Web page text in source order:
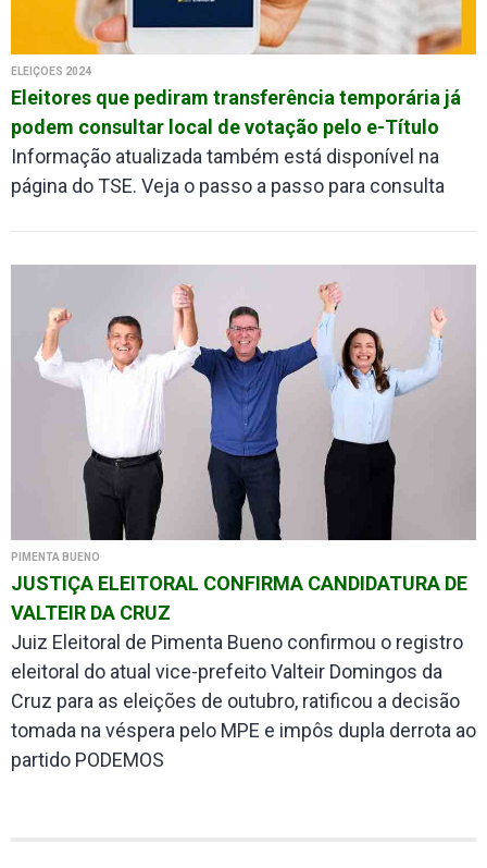
ELEIÇÕES 2024
Eleitores que pediram transferência temporária já
podem consultar local de votação pelo e-Título
Informação atualizada também está disponível na
página do TSE. Veja o passo a passo para consulta
PIMENTA BUENO
JUSTIÇA ELEITORAL CONFIRMA CANDIDATURA DE
VALTEIR DA CRUZ
Juiz Eleitoral de Pimenta Bueno confirmou o registro
eleitoral do atual vice-prefeito Valteir Domingos da
Cruz para as eleições de outubro, ratificou a decisão
tomada na véspera pelo MPE e impôs dupla derrota ao
partido PODEMOS